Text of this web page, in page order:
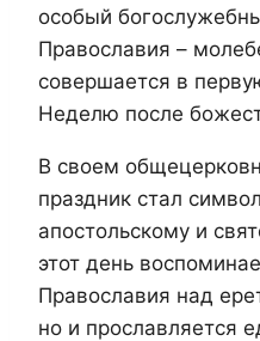
особый
Православия –
совершается в
Неделю после
В своем
праздник стал
апостольскому и
этот день
Православия над
но и прославляется